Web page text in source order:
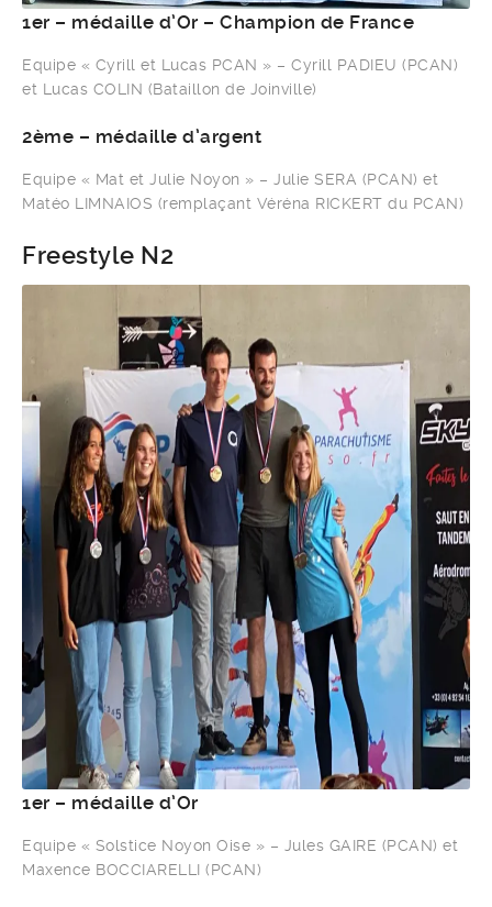
1er – médaille d’Or – Champion de France
Equipe « Cyrill et Lucas PCAN » – Cyrill PADIEU (PCAN)
et Lucas COLIN (Bataillon de Joinville)
2ème – médaille d’argent
Equipe « Mat et Julie Noyon » – Julie SERA (PCAN) et
Matéo LIMNAIOS (remplaçant Véréna RICKERT du PCAN)
Freestyle N2
1er – médaille d’Or
Equipe « Solstice Noyon Oise » – Jules GAIRE (PCAN) et
Maxence BOCCIARELLI (PCAN)